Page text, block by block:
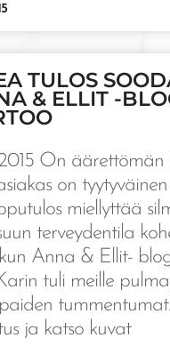
TULOS
& ELLIT -
On äärettömän
on
miellyttää
terveydentila
Anna & Ellit-
tuli meille
ja katso kuvat